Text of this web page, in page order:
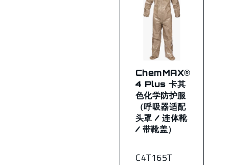
C4T165T
ChemMAX®
4 Plus 卡其
色化学防护服
（呼吸器适配
头罩 / 连体靴
/ 带靴盖）